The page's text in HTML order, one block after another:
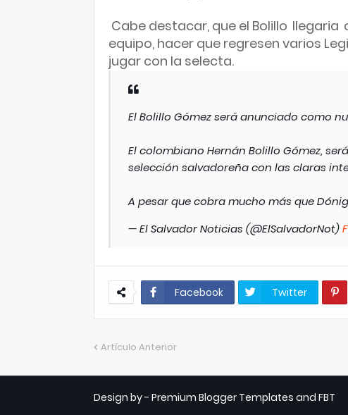
Cabe destacar, que el Bolillo llegaria
equipo, hacer que regresen varios
jugar con la selecta.
El Bolillo Gómez será anunciado como
El colombiano Hernán Bolillo Gómez,
selección salvadoreña con las claras
A pesar que cobra mucho más que
— El Salvador Noticias (@ElSalvadorNot)
Facebook Twitter
Artículo Anterior
Design by - Premium Blogger Templates and FBT